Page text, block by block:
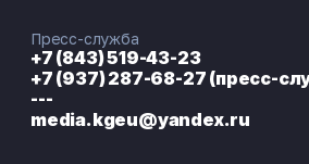
Пресс-служба
+7 (843) 519-43-23
+7 (937) 287-68-27 (пресс-
---
media.kgeu@yandex.ru